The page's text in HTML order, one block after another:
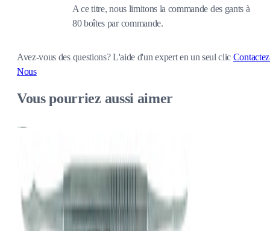
A ce titre, nous limitons la commande des gants à
80 boîtes par commande.
Avez-vous des questions?L'aide d'un expert en un seul clic
Nous
Vous pourriez aussi aimer